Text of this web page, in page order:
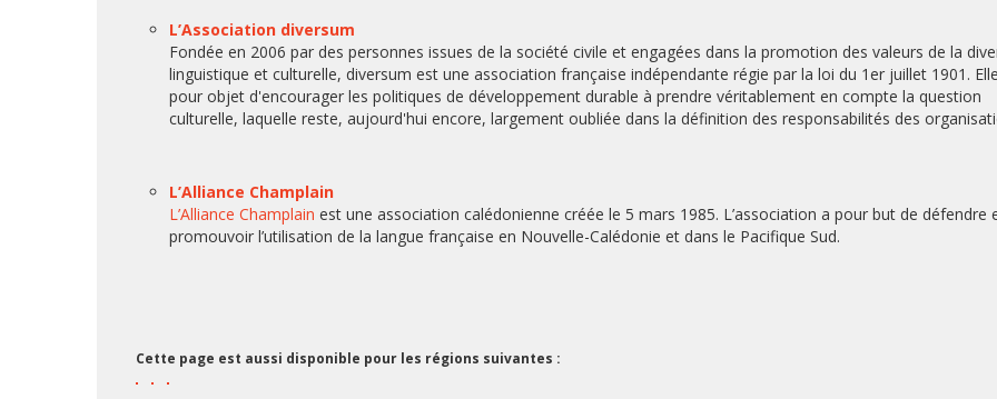
L’Association diversum
Fondée en 2006 par des personnes issues de la société civile et engagées dans la promotion des valeurs de la
linguistique et culturelle, diversum est une association française indépendante régie par la loi du 1er juillet 1901.
pour objet d'encourager les politiques de développement durable à prendre véritablement en compte la question
culturelle, laquelle reste, aujourd'hui encore, largement oubliée dans la définition des responsabilités des
L’Alliance Champlain
L’Alliance Champlain est une association calédonienne créée le 5 mars 1985. L’association a pour but de défendre
promouvoir l’utilisation de la langue française en Nouvelle-Calédonie et dans le Pacifique Sud.
Cette page est aussi disponible pour les régions suivantes :